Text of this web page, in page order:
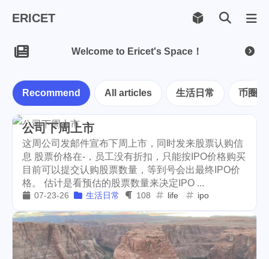
ERICET
Welcome to Ericet's Space！
Recommend All articles 生活日常 币圈
公司下周上市
这周公司发邮件宣布下周上市，同时发来股票认购信
息 股票价格在-，员工没有折扣，只能按IPO价格购买
目前可以提交认购股票数量，等到号会出最终IPO价
格。 估计是看预估的股票数量来决定IPO ...
07-23-26 生活日常 108 life ipo